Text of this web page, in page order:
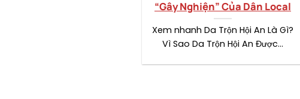
“Gây Nghiện” Của Dân Local
Xem nhanh Da Trộn Hội An Là Gì?
Vì Sao Da Trộn Hội An Được…